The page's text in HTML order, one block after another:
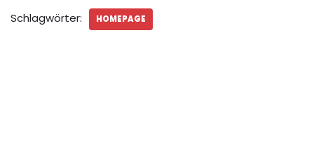
Schlagwörter: HOMEPAGE